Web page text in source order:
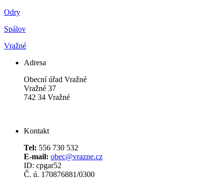
Odry
Spálov
Vražné
Adresa
Obecní úřad Vražné
Vražné 37
742 34 Vražné
Kontakt
Tel: 556 730 532
E-mail: obec@vrazne.cz
ID: cpgar52
Č. ú. 170876881/0300